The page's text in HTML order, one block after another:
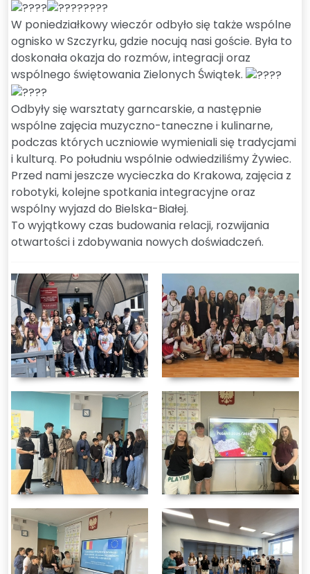
W poniedziałkowy wieczór odbyło się także wspólne
ognisko w Szczyrku, gdzie nocują nasi goście. Była to
doskonała okazja do rozmów, integracji oraz
wspólnego świętowania Zielonych Świątek.
Odbyły się warsztaty garncarskie, a następnie
wspólne zajęcia muzyczno-taneczne i kulinarne,
podczas których uczniowie wymieniali się tradycjami
i kulturą. Po południu wspólnie odwiedziliśmy Żywiec.
Przed nami jeszcze wycieczka do Krakowa, zajęcia z
robotyki, kolejne spotkania integracyjne oraz
wspólny wyjazd do Bielska-Białej.
To wyjątkowy czas budowania relacji, rozwijania
otwartości i zdobywania nowych doświadczeń.